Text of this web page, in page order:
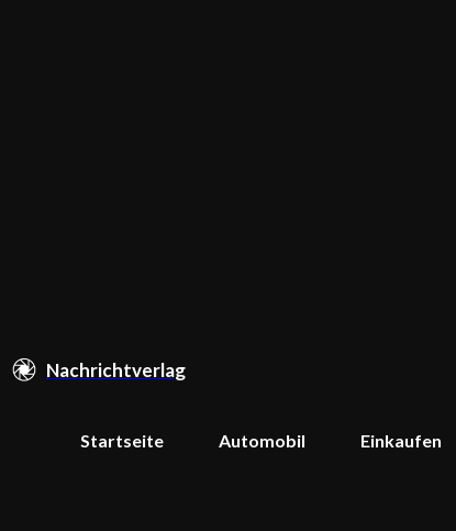
Nachrichtverlag
Startseite Automobil Einkaufen